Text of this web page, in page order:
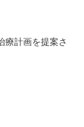
療計画を提案さ